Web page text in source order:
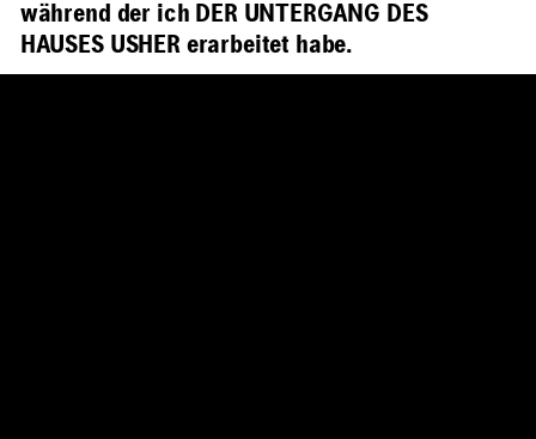
während der ich DER UNTERGANG DES
HAUSES USHER erarbeitet habe.